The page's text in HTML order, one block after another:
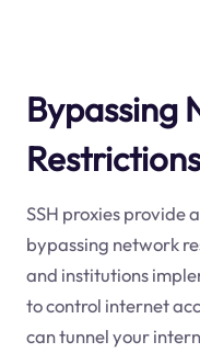
Bypassing
Restrictions
SSH proxies provide
bypassing network
and institutions
to control internet
can tunnel your